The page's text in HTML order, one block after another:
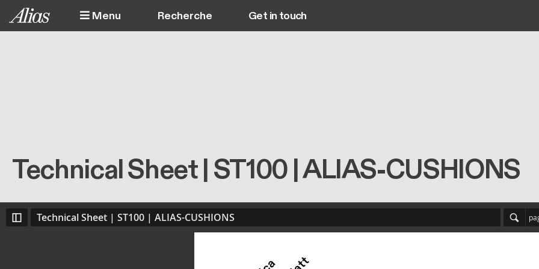
Aller au contenu principal
Menu Main navigation
Get in touch
Technical Sheet | ST100 | ALIAS-CUSHIONS
Technical Sheet | ST100 | ALIAS-CUSHIONS